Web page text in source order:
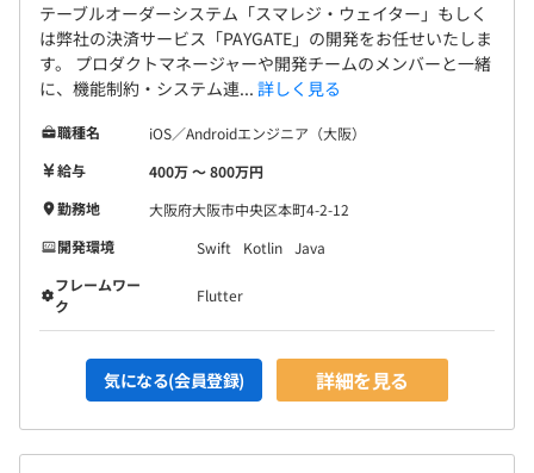
テーブルオーダーシステム「スマレジ・ウェイター」もしく
は弊社の決済サービス「PAYGATE」の開発をお任せいたしま
す。 プロダクトマネージャーや開発チームのメンバーと一緒
に、機能制約・システム連... 詳しく見る
職種名
iOS／Androidエンジニア（大阪）
給与
400万 〜 800万円
勤務地
大阪府大阪市中央区本町4-2-12
開発環境
Swift Kotlin Java
フレームワー
ク
Flutter
気になる(会員登録) 詳細を見る